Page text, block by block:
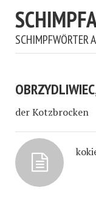
SCHIMPFWÖRTER
der Kotzbrocken